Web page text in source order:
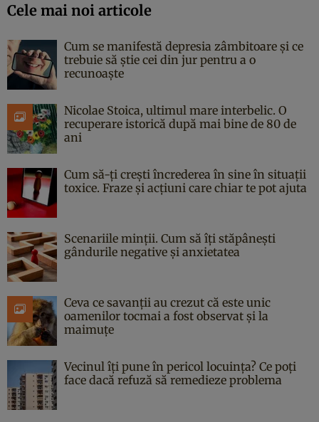
Cele mai noi articole
Cum se manifestă depresia zâmbitoare și ce
trebuie să știe cei din jur pentru a o
recunoaște
Nicolae Stoica, ultimul mare interbelic. O
recuperare istorică după mai bine de 80 de
ani
Cum să-ți crești încrederea în sine în situații
toxice. Fraze și acțiuni care chiar te pot ajuta
Scenariile minții. Cum să îți stăpânești
gândurile negative și anxietatea
Ceva ce savanții au crezut că este unic
oamenilor tocmai a fost observat și la
maimuțe
Vecinul îți pune în pericol locuința? Ce poți
face dacă refuză să remedieze problema